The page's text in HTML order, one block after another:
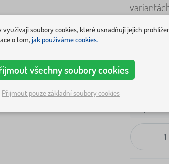
jako
Doprava
-
využívají soubory cookies, které usnadňují jejich
o tom, jak používáme cookies.
všechny soubory cookies
Přijmout pouze základní soubory cookies